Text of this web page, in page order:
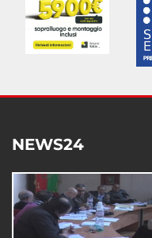
NEWS24